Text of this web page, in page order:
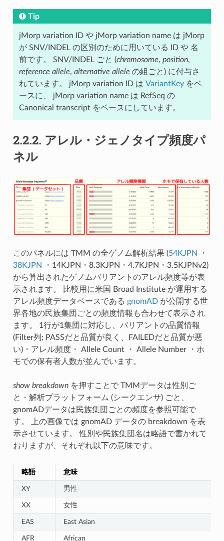
Tip
jMorp variation ID や jMorp variation name は jMorp
が SNV/INDEL の区別のために用いている ID や 名
前です。 SNV/INDEL ごと (chromosome, position,
reference allele, alternative allele の組ごと) に付与さ
れています。 jMorp variation ID は VariantKeyをベ
ースに、 jMorp variation name は RefSeq の
Canonical transcript をベースにしています。
2.2.2. アレル・ジェノタイプ頻度パ
ネル
このパネルには TMM の全ゲノム解析結果 (54KJPN
・
38KJPN
・14KJPN・8.3KJPN・4.7KJPN・3.5KJPNv2)
から算出されたゲノムバリアントのアレル頻度等が表
示されます。 比較用に米国 Broad Institute が運用する
アレル頻度データベースである gnomADが公開する世
界各地の民族集団ごとの頻度情報も合わせて表示され
ます。 1行が1集団に対応し、バリアントの品質情報
(Filter列; PASSだと品質が良く、FAILEDだと品質が悪
い)・アレル頻度・ Allele Count ・ Allele Number ・ホ
モでの保有者人数が並んでいます。
show breakdownを押すことで TMMデータは性別ご
と・解析プラットフォーム (シークエンサ) ごと、
gnomADデータは民族集団ごとの頻度を参照可能で
す。 上の画像では gnomAD データの breakdown を表
示させています。 性別や民族集団名は略語で書かれて
おりますが、それぞれ以下の意味です。
略語 意味
XY 男性
XX 女性
EAS East Asian
AFR African